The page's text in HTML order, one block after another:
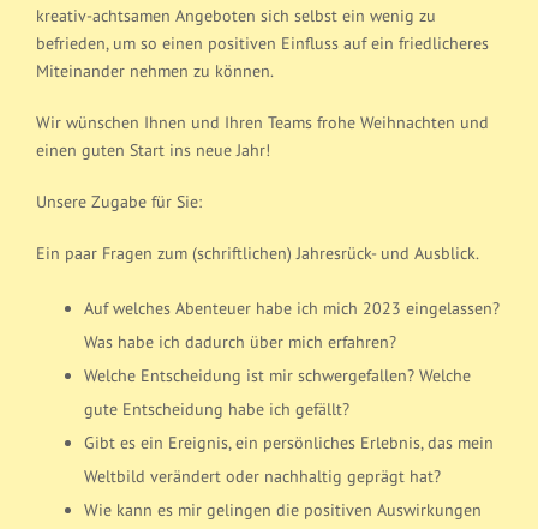
kreativ-achtsamen Angeboten sich selbst ein wenig zu
befrieden, um so einen positiven Einfluss auf ein friedlicheres
Miteinander nehmen zu können.
Wir wünschen Ihnen und Ihren Teams frohe Weihnachten und
einen guten Start ins neue Jahr!
Unsere Zugabe für Sie:
Ein paar Fragen zum (schriftlichen) Jahresrück- und Ausblick.
Auf welches Abenteuer habe ich mich 2023 eingelassen?
Was habe ich dadurch über mich erfahren?
Welche Entscheidung ist mir schwergefallen? Welche
gute Entscheidung habe ich gefällt?
Gibt es ein Ereignis, ein persönliches Erlebnis, das mein
Weltbild verändert oder nachhaltig geprägt hat?
Wie kann es mir gelingen die positiven Auswirkungen